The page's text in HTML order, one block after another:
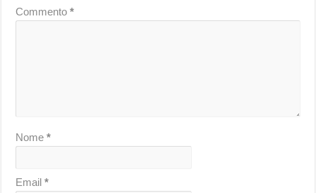
Commento*
Nome*
Email*